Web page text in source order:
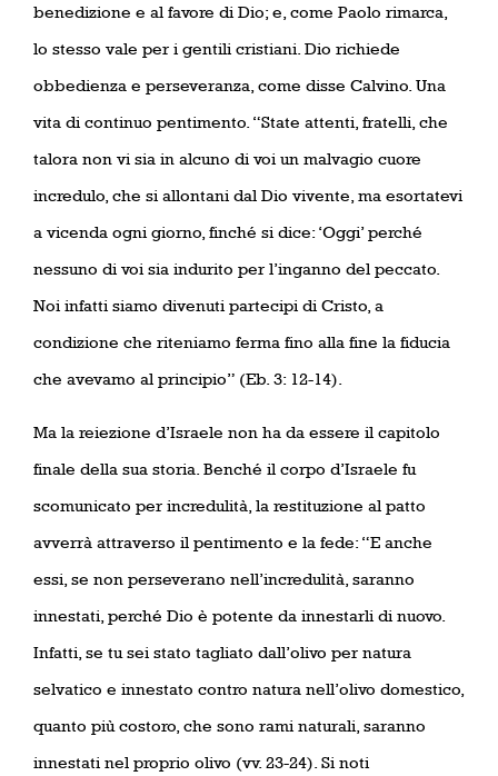
benedizione e al favore di Dio; e, come Paolo rimarca,
lo stesso vale per i gentili cristiani. Dio richiede
obbedienza e perseveranza, come disse Calvino. Una
vita di continuo pentimento. “State attenti, fratelli, che
talora non vi sia in alcuno di voi un malvagio cuore
incredulo, che si allontani dal Dio vivente, ma esortatevi
a vicenda ogni giorno, finché si dice: ‘Oggi’ perché
nessuno di voi sia indurito per l’inganno del peccato.
Noi infatti siamo divenuti partecipi di Cristo, a
condizione che riteniamo ferma fino alla fine la fiducia
che avevamo al principio” (Eb. 3: 12-14).
Ma la reiezione d’Israele non ha da essere il capitolo
finale della sua storia. Benché il corpo d’Israele fu
scomunicato per incredulità, la restituzione al patto
avverrà attraverso il pentimento e la fede: “E anche
essi, se non perseverano nell’incredulità, saranno
innestati, perché Dio è potente da innestarli di nuovo.
Infatti, se tu sei stato tagliato dall’olivo per natura
selvatico e innestato contro natura nell’olivo domestico,
quanto più costoro, che sono rami naturali, saranno
innestati nel proprio olivo (vv. 23-24). Si noti